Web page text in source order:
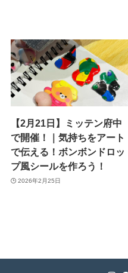
【2月21日】ミッテン府中
で開催！｜気持ちをアート
で伝える！ボンボンドロッ
プ風シールを作ろう！
2026年2月25日